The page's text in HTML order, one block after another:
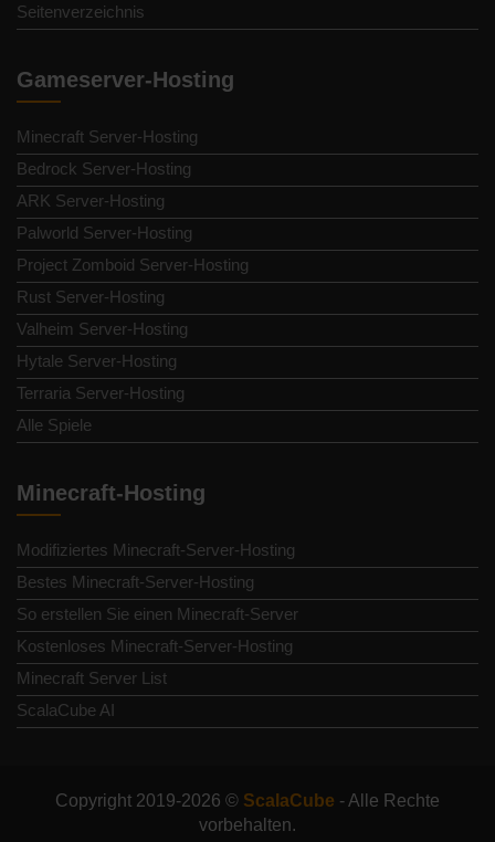
Seitenverzeichnis
Gameserver-Hosting
Minecraft Server-Hosting
Bedrock Server-Hosting
ARK Server-Hosting
Palworld Server-Hosting
Project Zomboid Server-Hosting
Rust Server-Hosting
Valheim Server-Hosting
Hytale Server-Hosting
Terraria Server-Hosting
Alle Spiele
Minecraft-Hosting
Modifiziertes Minecraft-Server-Hosting
Bestes Minecraft-Server-Hosting
So erstellen Sie einen Minecraft-Server
Kostenloses Minecraft-Server-Hosting
Minecraft Server List
ScalaCube AI
Copyright 2019-2026 © ScalaCube - Alle Rechte
vorbehalten.